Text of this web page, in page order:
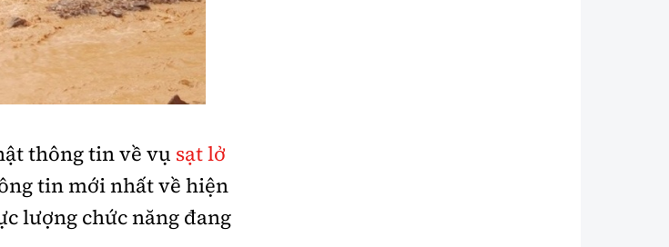
xây dựng
thao
thông tin về vụ sạt lở
tin mới nhất về hiện
lượng chức năng đang